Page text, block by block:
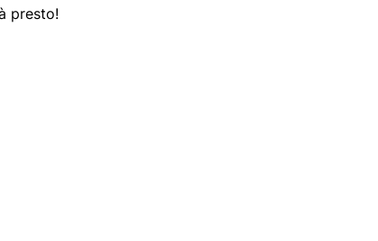
presto!